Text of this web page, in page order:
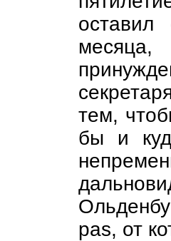
тем,
бы и
pas, от